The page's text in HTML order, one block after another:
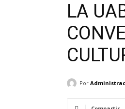
LA
Por